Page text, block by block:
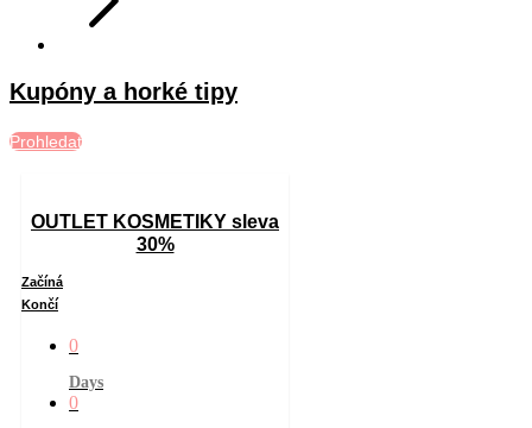
Kupóny a horké tipy
Prohledat
OUTLET KOSMETIKY sleva
30%
Začíná
Končí
0
Days
0